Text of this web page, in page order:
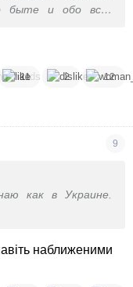
быте и обо всех
11 2 12
9
как в Украине.
наближеними